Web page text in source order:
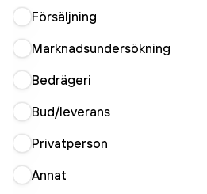
Försäljning
Marknadsundersökning
Bedrägeri
Bud/leverans
Privatperson
Annat